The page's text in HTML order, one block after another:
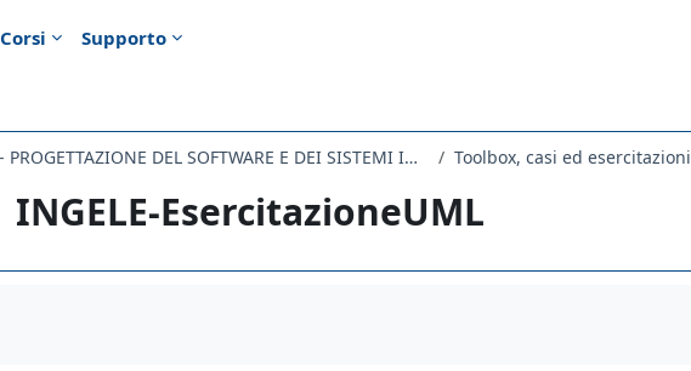
Corsi Supporto
224MI - PROGETTAZIONE DEL SOFTWARE E DEI SISTEMI INFORMATIVI 2021 Toolbox, casi ed esercitazioni
INGELE-EsercitazioneUML